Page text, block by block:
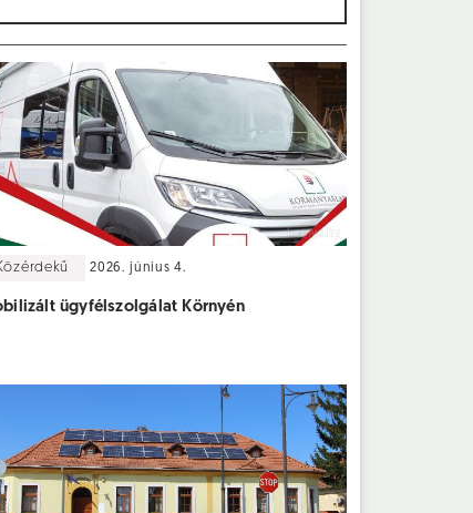
2026. június 4.
ügyfélszolgálat Környén